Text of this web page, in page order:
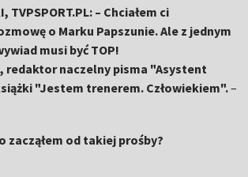
TVPSPORT.PL: – Chciałem ci
o Marku Papszunie. Ale z jednym
musi być TOP!
redaktor naczelny pisma "Asystent
"Jestem trenerem. Człowiekiem".–
zacząłem od takiej prośby?